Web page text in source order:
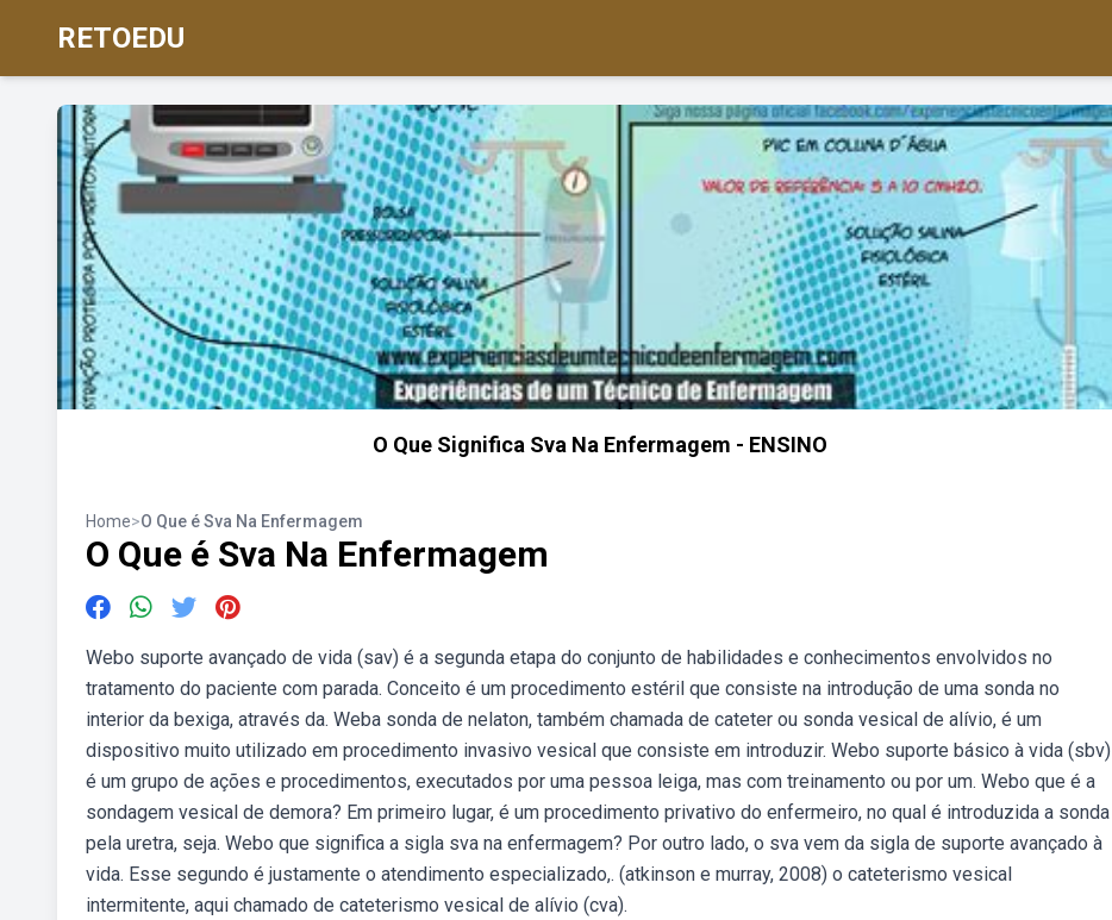
RETOEDU
O Que Significa Sva Na Enfermagem - ENSINO
Home>O Que é Sva Na Enfermagem
O Que é Sva Na Enfermagem
Webo suporte avançado de vida (sav) é a segunda etapa do conjunto de habilidades e conhecimentos envolvidos no
tratamento do paciente com parada. Conceito é um procedimento estéril que consiste na introdução de uma sonda no
interior da bexiga, através da. Weba sonda de nelaton, também chamada de cateter ou sonda vesical de alívio, é um
dispositivo muito utilizado em procedimento invasivo vesical que consiste em introduzir. Webo suporte básico à vida (sbv)
é um grupo de ações e procedimentos, executados por uma pessoa leiga, mas com treinamento ou por um. Webo que é a
sondagem vesical de demora? Em primeiro lugar, é um procedimento privativo do enfermeiro, no qual é introduzida a sonda
pela uretra, seja. Webo que significa a sigla sva na enfermagem? Por outro lado, o sva vem da sigla de suporte avançado à
vida. Esse segundo é justamente o atendimento especializado,. (atkinson e murray, 2008) o cateterismo vesical
intermitente, aqui chamado de cateterismo vesical de alívio (cva).